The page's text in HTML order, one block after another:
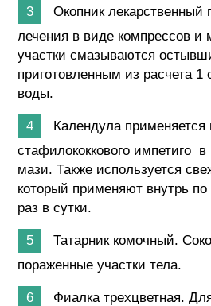
Окопник лекарственный
лечения в виде компрессов
участки смазываются
приготовленным из расчета 1
воды.
Календула применяется
стафилококкового импетиго
мази. Также используется
который применяют внутрь
раз в сутки.
Татарник комочный.
пораженные участки тела.
Фиалка трехцветная.